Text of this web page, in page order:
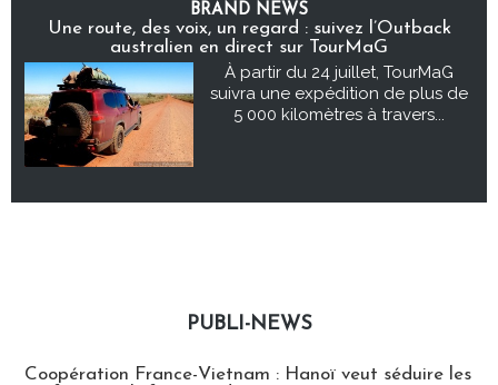
BRAND NEWS
Une route, des voix, un regard : suivez l’Outback
australien en direct sur TourMaG
À partir du 24 juillet, TourMaG
suivra une expédition de plus de
5 000 kilomètres à travers...
PUBLI-NEWS
Coopération France-Vietnam : Hanoï veut séduire les